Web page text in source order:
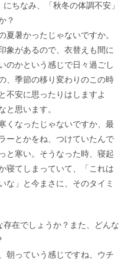
ちなみ、「秋冬の体調不安」
？
夏暑かったじゃないですか。
象があるので、衣替えも間に
のかという感じで日々過ごし
、季節の移り変わりのこの時
不安に思ったりはしますよ
と思います。
くなったじゃないですか、最
ーとかをね、つけていたんで
と寒い。そうなった時、寝起
寝てしまっていて、「これは
な」と今まさに、そのタイミ
在でしょうか？また、どんな
朝っていう感じですね、ウチ